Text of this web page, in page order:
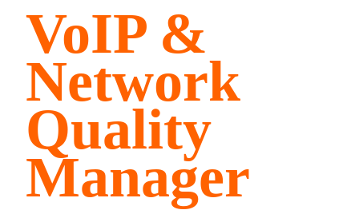
VoIP &
Network
Quality
Manager